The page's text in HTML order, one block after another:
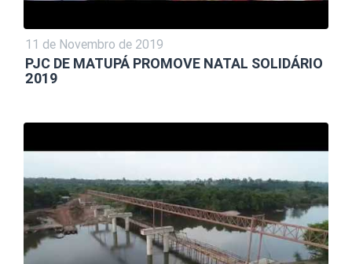
11 de Novembro de 2019
PJC DE MATUPÁ PROMOVE NATAL SOLIDÁRIO
2019